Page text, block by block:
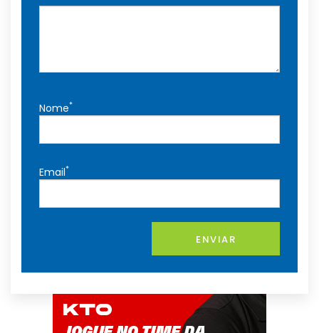
Nome*
Email*
ENVIAR